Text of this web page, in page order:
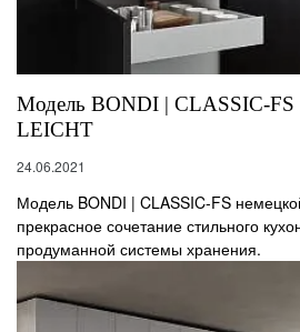
Модель BONDI | CLASSIC-FS
LEICHT
24.06.2021
Модель BONDI | CLASSIC-FS
прекрасное сочетание стильного
продуманной системы хранения.